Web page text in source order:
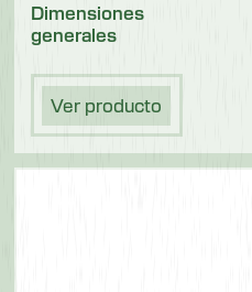
Dimensiones
generales
Ver producto